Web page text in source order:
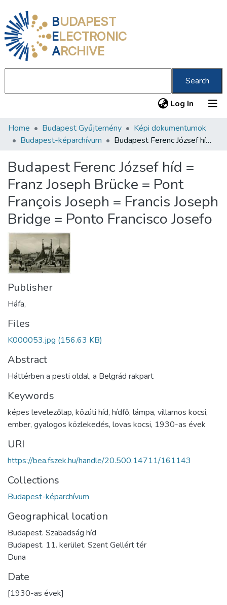
BUDAPEST
ELECTRONIC
ARCHIVE
Search
Log In (current)
Communities & Collections
Statistics
About us
Home Budapest Gyűjtemény
Képi dokumentumok
Budapest-képarchívum
Budapest Ferenc József híd = Franz Joseph Brücke = Pont François Joseph = Francis Joseph Bridge = Ponto Francisco Josefo
Budapest Ferenc József híd =
Franz Joseph Brücke = Pont
François Joseph = Francis Joseph
Bridge = Ponto Francisco Josefo
Publisher
Háfa,
Files
K000053.jpg (156.63 KB)
Abstract
Háttérben a pesti oldal, a Belgrád rakpart
Keywords
képes levelezőlap, közúti híd, hídfő, lámpa, villamos kocsi,
ember, gyalogos közlekedés, lovas kocsi, 1930-as évek
URI
https://bea.fszek.hu/handle/20.500.14711/161143
Collections
Budapest-képarchívum
Geographical location
Budapest. Szabadság híd
Budapest. 11. kerület. Szent Gellért tér
Duna
Date
[1930-as évek]